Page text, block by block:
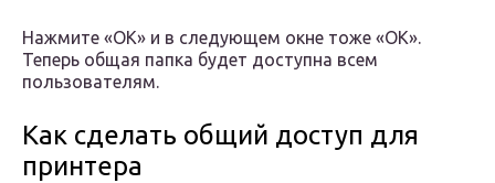
Нажмите «ОК» и в следующем окне тоже «ОК».
Теперь общая папка будет доступна всем
пользователям.
Как сделать общий доступ для
принтера